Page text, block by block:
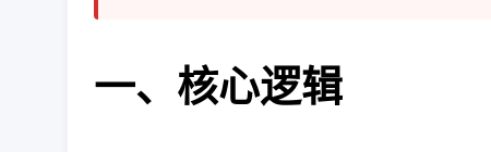
一、核心逻辑